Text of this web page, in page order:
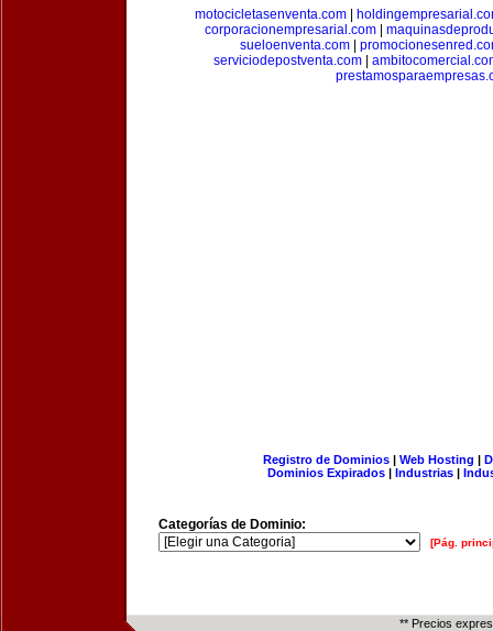
motocicletasenventa.com
corporacionempresarial.com
sueloenventa.com
serviciodepostventa.com
Registro de Dominios| Web Hosting |
Dominios Expirados | Industrias |
Categorías de Dominio:
[Pág.
** Precios